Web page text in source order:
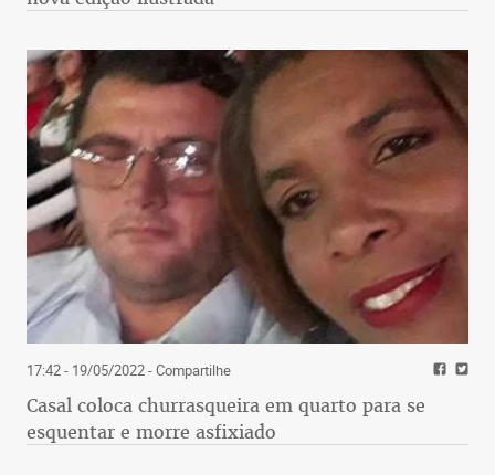
17:42 - 19/05/2022- Compartilhe
Casal coloca churrasqueira em quarto para se
esquentar e morre asfixiado